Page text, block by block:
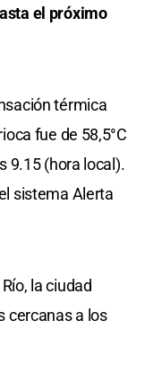
el próximo
térmica
fue de 58,5°C
9.15 (hora local).
sistema Alerta
la ciudad
cercanas a los